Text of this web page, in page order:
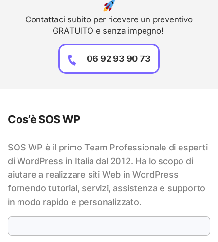
Contattaci subito per ricevere un preventivo
GRATUITO e senza impegno!
06 92 93 90 73
Cos’è SOS WP
SOS WP è il primo Team Professionale di esperti
di WordPress in Italia dal 2012. Ha lo scopo di
aiutare a realizzare siti Web in WordPress
fornendo tutorial, servizi, assistenza e supporto
in modo rapido e personalizzato.